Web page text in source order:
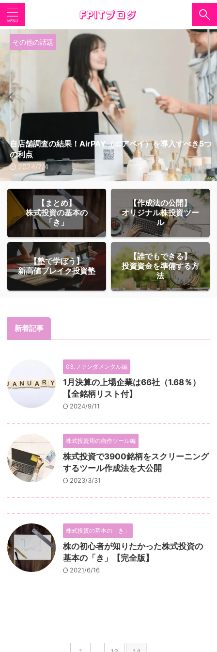
その他の話題
自店舗調査の結果！AirPAY（エアペイ）を導入すべき5つ
の利点
2024/7/4
その他の話題
創業時の法人口座は一択！GMOあおぞら銀行を選ぶべき
3つの理由
2024/5/16
02.テクニカル編
出来高が多いのに株価が上がらない理由と投資継続の判断
ポイント
2023/8/11
03.ファンダメンタル編
同業他社の調べ方は？競合調査ができる3サイトと注意点
を徹底解説
2023/5/14
その他の話題
ChatGPTの始め方は？初心者も5分で始められる完全マニ
ュアル
2023/4/23
02.セルフバックで資金準備
モッピーが安全に稼げて個人情報入力も問題ない5つの理
由【完全版】
2023/3/4
03.ファンダメンタル編
PEGレシオとは？この株が割安！と驚く理由とスクリーニ
ング法
2023/5/7
01.株式投資のはじめかた
iSPEEDで空売りをするやり方は？空売り方法の完全マニ
ュアル
2023/2/13
02.テクニカル編
逆指値注文で「買い注文」をする3つのメリットと注文手
順【まとめ】
2023/2/5
02.テクニカル編
ストップ高の株が売れない？寄らずのストップ高の注文と
その注意点
2023/2/5
【まとめ】
株式投資の基本の
「き」
【作成法の公開】
オリジナル株投資ツー
ル
【塾で学ぼう】
新高値ブレイク投資塾
【誰でもできる】
投資資金を準備する方
法
新着記事
03.ファンダメンタル編
1月決算の上場企業は66社（1.68％）
【全銘柄リスト付】
2024/9/11
株式投資用の自作ツール編
株式投資で3900銘柄をスクリーニング
するツール作成法を大公開
2023/3/31
株式投資の基本の「き」
株の初心者が知りたかった株式投資の
基本の「き」【完全版】
2021/6/16